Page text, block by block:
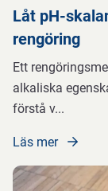
Låt pH-
rengöring
Ett
alkaliska
förstå v...
Läs mer